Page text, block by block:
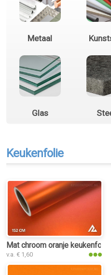
Metaal
Glas
Keukenfolie
Mat chroom oranje keukenfolie
v.a. € 1,60